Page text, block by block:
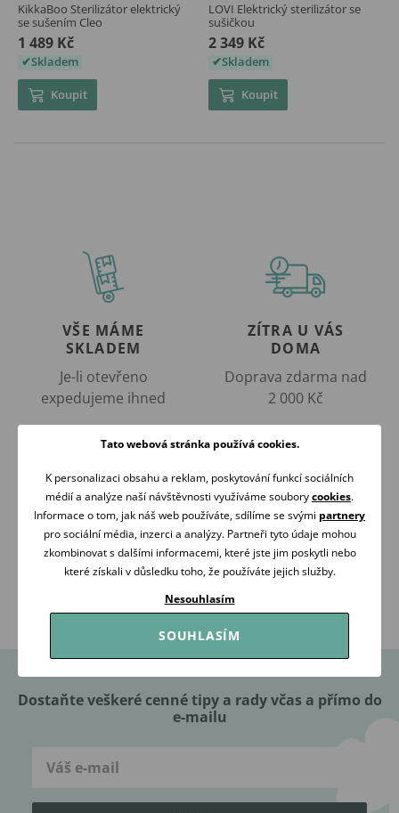
KikkaBoo Sterilizátor elektrický
se sušením Cleo
1 489 Kč
Skladem
Koupit
LOVI Elektrický sterilizátor se
sušičkou
2 349 Kč
Skladem
Koupit
VŠE MÁME
SKLADEM
Je-li otevřeno
expedujeme ihned
ZÍTRA U VÁS
DOMA
Doprava zdarma nad
2 000 Kč
RÁDI
PORADÍME
Volejte Po-Pá: 09:00-16:00
OVĚŘENO
ZÁKAZNÍKY
98 % našich zákazníků
Dostaňte veškeré cenné tipy a rady včas a přímo do
e-mailu
Tato webová stránka používá cookies.
K personalizaci obsahu a reklam, poskytování funkcí sociálních
médií a analýze naší návštěvnosti využíváme souborycookies.
Informace o tom, jak náš web používáte, sdílíme se svými partnery
pro sociální média, inzerci a analýzy. Partneři tyto údaje mohou
zkombinovat s dalšími informacemi, které jste jim poskytli nebo
které získali v důsledku toho, že používáte jejich služby.
Nesouhlasím
SOUHLASÍM